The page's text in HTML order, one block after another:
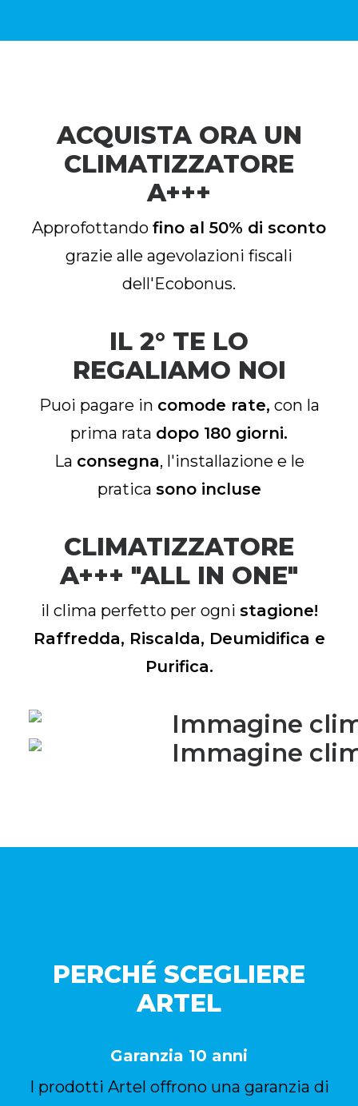
ACQUISTA ORA UN
CLIMATIZZATORE
A+++
Approfottando fino al 50% di sconto
grazie alle agevolazioni fiscali
dell'Ecobonus.
IL 2° TE LO
REGALIAMO NOI
Puoi pagare in comode rate, con la
prima rata dopo 180 giorni.
La consegna, l'installazione e le
pratica sono incluse
CLIMATIZZATORE
A+++ "ALL IN ONE"
il clima perfetto per ogni stagione!
Raffredda, Riscalda, Deumidifica e
Purifica.
PERCHÉ SCEGLIERE
ARTEL
Garanzia 10 anni
I prodotti Artel offrono una garanzia di